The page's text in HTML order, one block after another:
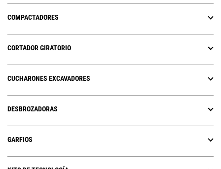
COMPACTADORES
CORTADOR GIRATORIO
CUCHARONES EXCAVADORES
DESBROZADORAS
GARFIOS